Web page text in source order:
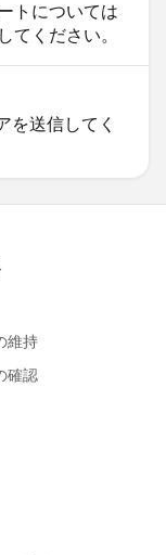
トについては
てください。
を送信してく